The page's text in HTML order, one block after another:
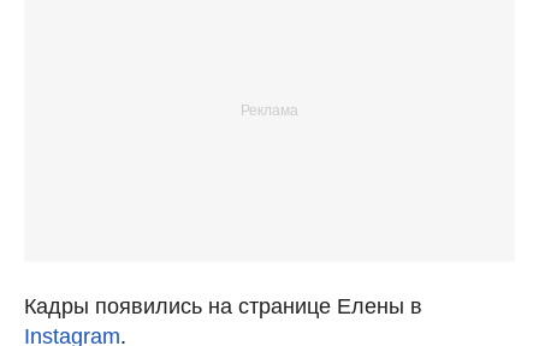
Кадры появились на странице Елены в
Instagram.